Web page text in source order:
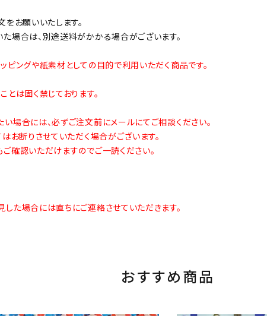
お願いいたします。
場合は、別途送料がかかる場合がございます。
ングや紙素材としての目的で利用いただく商品です。
は固く禁じております。
場合には、必ずご注文前にメールにてご相談ください。
お断りさせていただく場合がございます。
確認いただけますのでご一読ください。
た場合には直ちにご連絡させていただきます。
おすすめ商品